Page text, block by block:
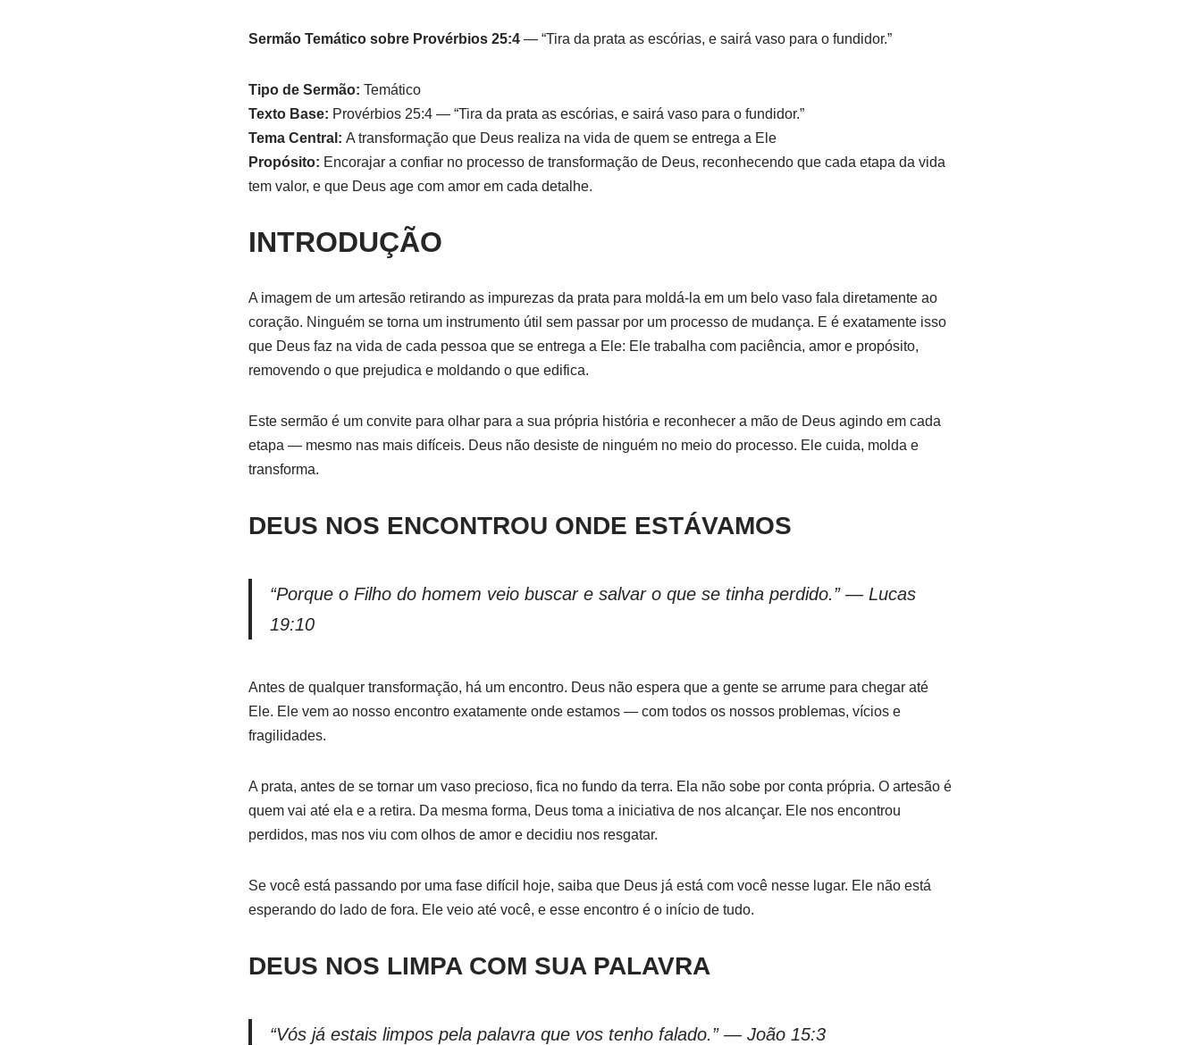
Sermão Temático sobre Provérbios 25:4 — “Tira da prata as escórias, e sairá vaso para o fundidor.”
Tipo de Sermão: Temático
Texto Base: Provérbios 25:4 — “Tira da prata as escórias, e sairá vaso para o fundidor.”
Tema Central: A transformação que Deus realiza na vida de quem se entrega a Ele
Propósito: Encorajar a confiar no processo de transformação de Deus, reconhecendo que cada etapa da vida
tem valor, e que Deus age com amor em cada detalhe.
INTRODUÇÃO
A imagem de um artesão retirando as impurezas da prata para moldá-la em um belo vaso fala diretamente ao
coração. Ninguém se torna um instrumento útil sem passar por um processo de mudança. E é exatamente isso
que Deus faz na vida de cada pessoa que se entrega a Ele: Ele trabalha com paciência, amor e propósito,
removendo o que prejudica e moldando o que edifica.
Este sermão é um convite para olhar para a sua própria história e reconhecer a mão de Deus agindo em cada
etapa — mesmo nas mais difíceis. Deus não desiste de ninguém no meio do processo. Ele cuida, molda e
transforma.
DEUS NOS ENCONTROU ONDE ESTÁVAMOS
“Porque o Filho do homem veio buscar e salvar o que se tinha perdido.” — Lucas
19:10
Antes de qualquer transformação, há um encontro. Deus não espera que a gente se arrume para chegar até
Ele. Ele vem ao nosso encontro exatamente onde estamos — com todos os nossos problemas, vícios e
fragilidades.
A prata, antes de se tornar um vaso precioso, fica no fundo da terra. Ela não sobe por conta própria. O artesão é
quem vai até ela e a retira. Da mesma forma, Deus toma a iniciativa de nos alcançar. Ele nos encontrou
perdidos, mas nos viu com olhos de amor e decidiu nos resgatar.
Se você está passando por uma fase difícil hoje, saiba que Deus já está com você nesse lugar. Ele não está
esperando do lado de fora. Ele veio até você, e esse encontro é o início de tudo.
DEUS NOS LIMPA COM SUA PALAVRA
“Vós já estais limpos pela palavra que vos tenho falado.” — João 15:3